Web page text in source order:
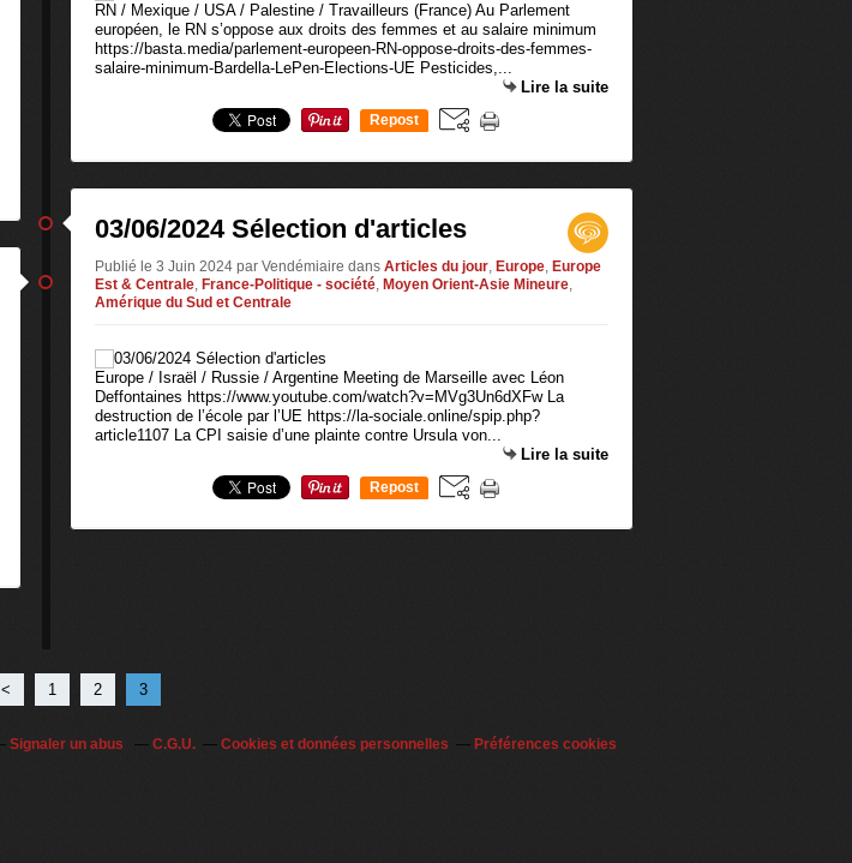
RN / Mexique / USA / Palestine / Travailleurs (France) Au Parlement
européen, le RN s’oppose aux droits des femmes et au salaire minimum
https://basta.media/parlement-europeen-RN-oppose-droits-des-femmes-
salaire-minimum-Bardella-LePen-Elections-UE Pesticides,...
Lire la suite
Repost
03/06/2024 Sélection d'articles
Publié le 3 Juin 2024 par Vendémiaire dans Articles du jour, Europe, Europe
Est & Centrale, France-Politique - société, Moyen Orient-Asie Mineure,
Amérique du Sud et Centrale
Europe / Israël / Russie / Argentine Meeting de Marseille avec Léon
Deffontaines https://www.youtube.com/watch?v=MVg3Un6dXFw La
destruction de l’école par l’UE https://la-sociale.online/spip.php?
article1107 La CPI saisie d’une plainte contre Ursula von...
Lire la suite
Repost
< 1 2 3
Signaler un abus C.G.U. Cookies et données personnelles Préférences cookies